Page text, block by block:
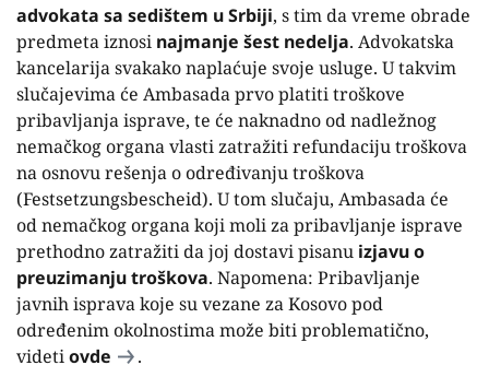
advokata sa sedištem u Srbiji, s tim da vreme obrade
predmeta iznosi najmanje šest nedelja. Advokatska
kancelarija svakako naplaćuje svoje usluge. U takvim
slučajevima će Ambasada prvo platiti troškove
pribavljanja isprave, te će naknadno od nadležnog
nemačkog organa vlasti zatražiti refundaciju troškova
na osnovu rešenja o određivanju troškova
(Festsetzungsbescheid). U tom slučaju, Ambasada će
od nemačkog organa koji moli za pribavljanje isprave
prethodno zatražiti da joj dostavi pisanu izjavu o
preuzimanju troškova. Napomena: Pribavljanje
javnih isprava koje su vezane za Kosovo pod
određenim okolnostima može biti problematično,
videtiovde .